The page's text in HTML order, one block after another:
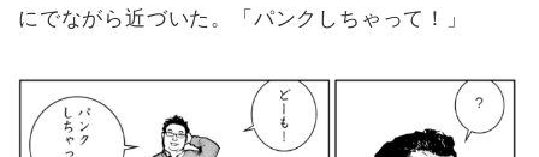
にでながら近づいた。「パンクしちゃって！」